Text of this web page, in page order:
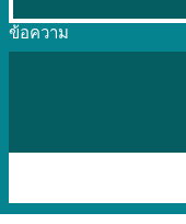
ข้อความ